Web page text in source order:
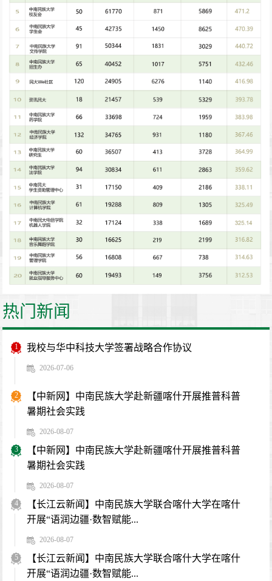
热门新闻
1 我校与华中科技大学签署战略合作协议
2026-07-06
2
【中新网】中南民族大学赴新疆喀什开展推普科普
暑期社会实践
2026-08-07
3
【中新网】中南民族大学赴新疆喀什开展推普科普
暑期社会实践
2026-08-07
4
【长江云新闻】中南民族大学联合喀什大学在喀什
开展“语润边疆·数智赋能...
2026-08-07
5
【长江云新闻】中南民族大学联合喀什大学在喀什
开展“语润边疆·数智赋能...